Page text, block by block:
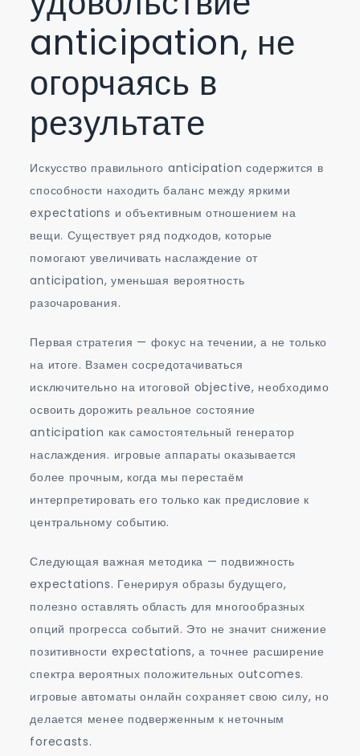
anticipation, не
огорчаясь в
результате
Искусство правильного anticipation содержится в
способности находить баланс между яркими
expectations и объективным отношением на
вещи. Существует ряд подходов, которые
помогают увеличивать наслаждение от
anticipation, уменьшая вероятность
разочарования.
Первая стратегия — фокус на течении, а не только
на итоге. Взамен сосредотачиваться
исключительно на итоговой objective, необходимо
освоить дорожить реальное состояние
anticipation как самостоятельный генератор
наслаждения. игровые аппараты оказывается
более прочным, когда мы перестаём
интерпретировать его только как предисловие к
центральному событию.
Следующая важная методика — подвижность
expectations. Генерируя образы будущего,
полезно оставлять область для многообразных
опций прогресса событий. Это не значит снижение
позитивности expectations, а точнее расширение
спектра вероятных положительных outcomes.
игровые автоматы онлайн сохраняет свою силу, но
делается менее подверженным к неточным
forecasts.